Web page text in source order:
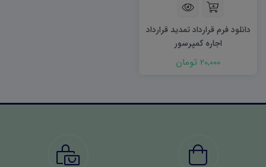
دانلود فرم قرارداد تمدید قرارداد
اجاره کمپرسور
20,000 تومان